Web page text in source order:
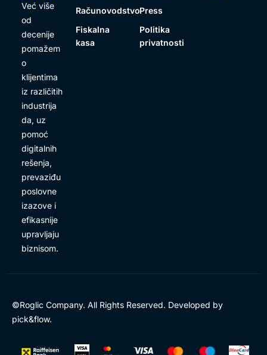
Već više
od
decenije
pomažem
o
klijentima
iz različitih
industrija
da, uz
pomoć
digitalnih
rešenja,
prevaziđu
poslovne
izazove i
efikasnije
upravljaju
biznisom.
Računovodstvo
Fiskalna
kasa
Press
Politika
privatnosti
©Roglic Company. All Rights Reserved. Developed by
pick&flow.